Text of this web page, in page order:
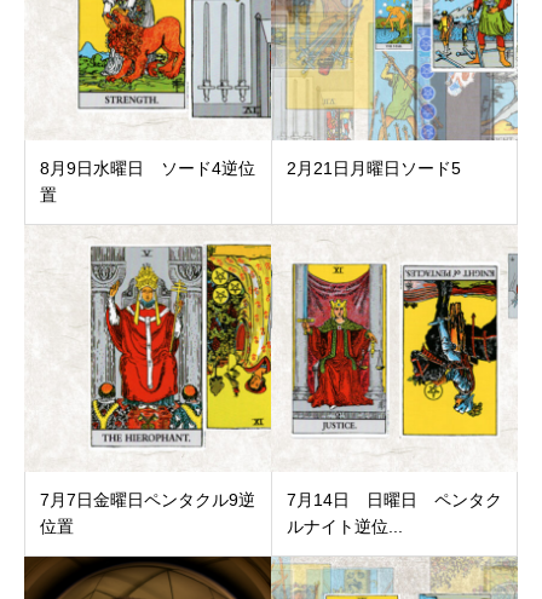
8月9日水曜日 ソード4逆位
置
2月21日月曜日ソード5
7月7日金曜日ペンタクル9逆
位置
7月14日 日曜日 ペンタク
ルナイト逆位...